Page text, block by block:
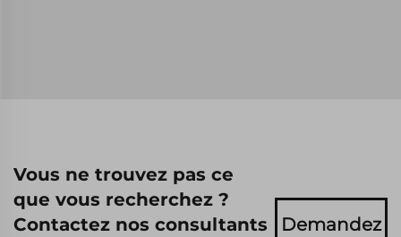
Vous ne trouvez pas ce
que vous recherchez ?
Contactez nos consultants
Demandez